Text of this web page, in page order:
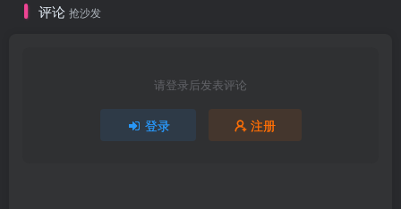
评论 抢沙发
请登录后发表评论
登录 注册